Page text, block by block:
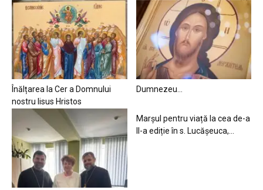
Înălțarea la Cer a Domnului
nostru Iisus Hristos
Dumnezeu…
Marșul pentru viață la cea de-a
II-a ediție în s. Lucășeuca,...